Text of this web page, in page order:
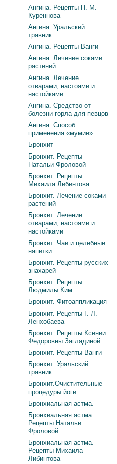
Ангина. Рецепты П. М.
Куреннова
Ангина. Уральский
травник
Ангина. Рецепты Ванги
Ангина. Лечение соками
растений
Ангина. Лечение
отварами, настоями и
настойками
Ангина. Средство от
болезни горла для певцов
Ангина. Способ
применения «мумие»
Бронхит
Бронхит. Рецепты
Натальи Фроловой
Бронхит. Рецепты
Михаила Либинтова
Бронхит. Лечение соками
растений
Бронхит. Лечение
отварами, настоями и
настойками
Бронхит. Чаи и целебные
напитки
Бронхит. Рецепты русских
знахарей
Бронхит. Рецепты
Людмилы Ким
Бронхит. Фитоаппликация
Бронхит. Рецепты Г. Л.
Ленхобаева
Бронхит. Рецепты Ксении
Федоровны Загладиной
Бронхит. Рецепты Ванги
Бронхит. Уральский
травник
Бронхит.Очистительные
процедуры йоги
Бронхиальная астма.
Бронхиальная астма.
Рецепты Натальи
Фроловой
Бронхиальная астма.
Рецепты Михаила
Либинтова